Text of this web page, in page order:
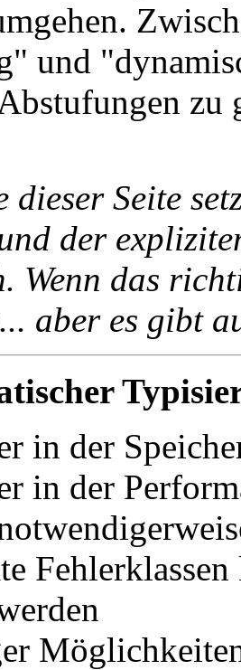
und
zu
dieser Seite
der
Wenn das
aber es gibt
in der
in der